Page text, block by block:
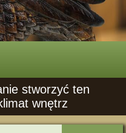
stworzyć ten
wnętrz